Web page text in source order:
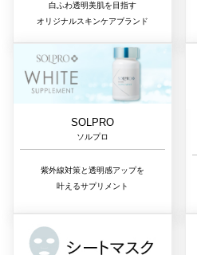
白ふわ透明美肌を目指す
オリジナルスキンケアブランド
SOLPRO
ソルプロ
紫外線対策と透明感アップを
叶えるサプリメント